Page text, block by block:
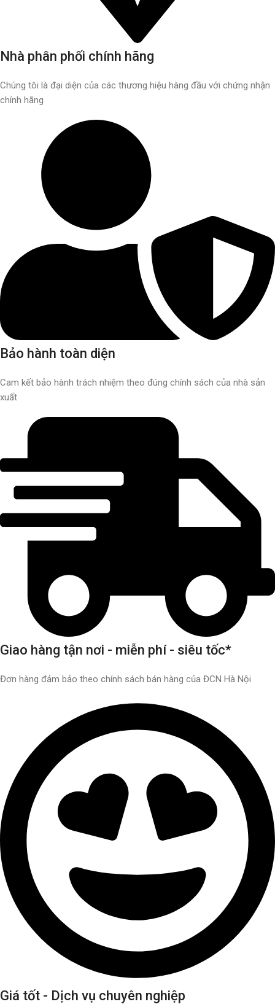
Nhà phân phối chính hãng
Chúng tôi là đại diện của các thương hiệu hàng đầu với chứng nhận
chính hãng
Bảo hành toàn diện
Cam kết bảo hành trách nhiệm theo đúng chính sách của nhà sản
xuất
Giao hàng tận nơi - miễn phí - siêu tốc*
Đơn hàng đảm bảo theo chính sách bán hàng của ĐCN Hà Nội
Giá tốt - Dịch vụ chuyên nghiệp